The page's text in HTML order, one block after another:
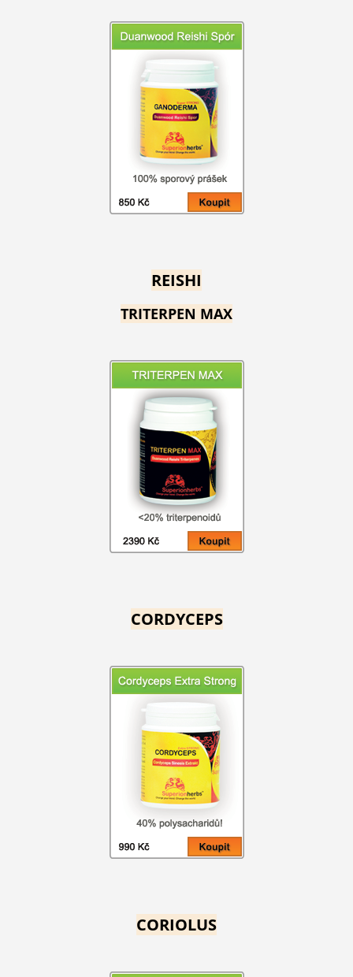
REISHI
TRITERPEN MAX
CORDYCEPS
CORIOLUS